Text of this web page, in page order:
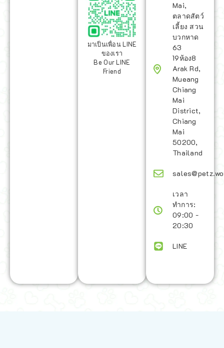
มาเป็นเพื่อน LINE
ของเรา
Be Our LINE
Friend
Mai,
ตลาดสัตว์
เลี้ยง สวน
บวกหาด
63
19ห้อง8
Arak Rd,
Mueang
Chiang
Mai
District,
Chiang
Mai
50200,
Thailand
เวลา
ทำการ:
09:00 -
20:30
LINE